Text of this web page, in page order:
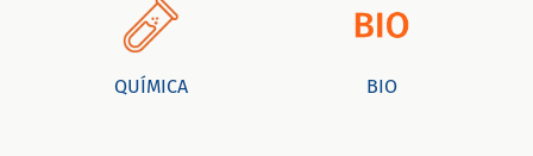
QUÍMICA BIO